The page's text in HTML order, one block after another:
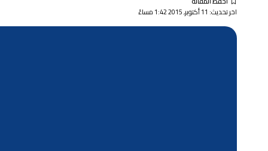
اخر تحديث: 11 أكتوبر, 2015 1:42 مساءً